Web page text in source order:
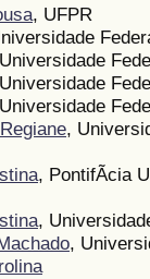
, UFPR
,
, PontifÃ­cia
,
,